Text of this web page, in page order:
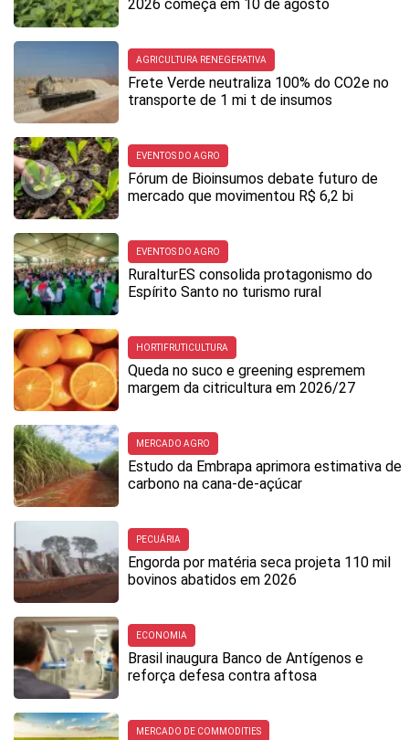
2026 começa em 10 de agosto
AGRICULTURA RENEGERATIVA
Frete Verde neutraliza 100% do CO2e no
transporte de 1 mi t de insumos
EVENTOS DO AGRO
Fórum de Bioinsumos debate futuro de
mercado que movimentou R$ 6,2 bi
EVENTOS DO AGRO
RuralturES consolida protagonismo do
Espírito Santo no turismo rural
HORTIFRUTICULTURA
Queda no suco e greening espremem
margem da citricultura em 2026/27
MERCADO AGRO
Estudo da Embrapa aprimora estimativa de
carbono na cana-de-açúcar
PECUÁRIA
Engorda por matéria seca projeta 110 mil
bovinos abatidos em 2026
ECONOMIA
Brasil inaugura Banco de Antígenos e
reforça defesa contra aftosa
MERCADO DE COMMODITIES